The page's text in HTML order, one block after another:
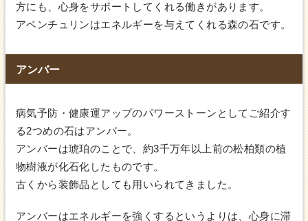
方にも、心身をサポートしてくれる働きがあります。
アベンチュリンはエネルギーを与えてくれる森の石です。
アンバー
病気予防・健康運アップのパワーストーンとしてご紹介す
る2つめの石はアンバー。
アンバーは琥珀のことで、約3千万年以上前の松柏類の植
物樹液が化石化したものです。
古くから装飾品としても用いられてきました。
アンバーはエネルギーを強くするというよりは、心身に滞